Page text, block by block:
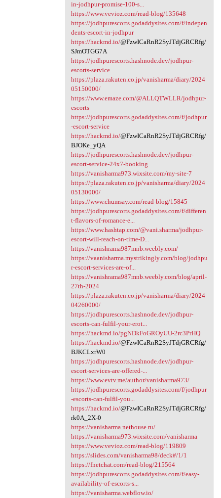
in-jodhpur-promise-100-s...
https://www.vevioz.com/read-blog/135648
https://jodhpurescorts.godaddysites.com/f/indepen
dents-escort-in-jodhpur
https://hackmd.io/@FzwICaRnR2SyJTdjGRCRfg/
SJmOTGG7A
https://jodhpurescorts.hashnode.dev/jodhpur-
escorts-service
https://plaza.rakuten.co.jp/vanisharma/diary/2024
05150000/
https://www.emaze.com/@ALLQTWLLR/jodhpur-
escorts
https://jodhpurescorts.godaddysites.com/f/jodhpur
-escort-service
https://hackmd.io/@FzwICaRnR2SyJTdjGRCRfg/
BJOKe_yQA
https://jodhpurescorts.hashnode.dev/jodhpur-
escort-service-24x7-booking
https://vanisharma973.wixsite.com/my-site-7
https://plaza.rakuten.co.jp/vanisharma/diary/2024
05130000/
https://www.chumsay.com/read-blog/15845
https://jodhpurescorts.godaddysites.com/f/differen
t-flavors-of-romance-e...
https://www.hashtap.com/@vani.sharma/jodhpur-
escort-will-reach-on-time-D...
https://vanishrama987mnb.weebly.com/
https://vaanisharma.mystrikingly.com/blog/jodhpu
r-escort-services-are-of...
https://vanishrama987mnb.weebly.com/blog/april-
27th-2024
https://plaza.rakuten.co.jp/vanisharma/diary/2024
04260000/
https://jodhpurescorts.hashnode.dev/jodhpur-
escorts-can-fulfil-your-erot...
https://hackmd.io/pgNDkFoGROyUU-2rc3PrHQ
https://hackmd.io/@FzwICaRnR2SyJTdjGRCRfg/
BJKCLxrW0
https://jodhpurescorts.hashnode.dev/jodhpur-
escort-services-are-offered-...
https://www.evtv.me/author/vanisharma973/
https://jodhpurescorts.godaddysites.com/f/jodhpur
-escorts-can-fulfil-you...
https://hackmd.io/@FzwICaRnR2SyJTdjGRCRfg/
rk0A_2X-0
https://vanisharma.nethouse.ru/
https://vanisharma973.wixsite.com/vanisharma
https://www.vevioz.com/read-blog/119809
https://slides.com/vanisharma98/deck#/1/1
https://fnetchat.com/read-blog/215564
https://jodhpurescorts.godaddysites.com/f/easy-
availability-of-escorts-s...
https://vanisharma.webflow.io/